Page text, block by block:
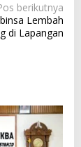
berikutnya
Lembah
di Lapangan